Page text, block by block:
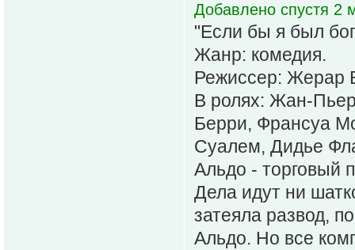
Добавлено спустя 2
"Если бы я был
Жанр: комедия.
Режиссер: Жерар
В ролях: Жан-
Берри, Франсуа
Суалем, Дидье
Альдо - торговый
Дела идут ни
затеяла развод,
Альдо. Но все